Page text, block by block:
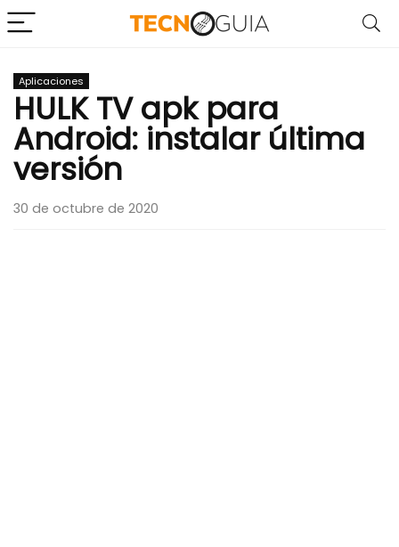
Aplicaciones
HULK TV apk para
Android: instalar última
versión
30 de octubre de 2020